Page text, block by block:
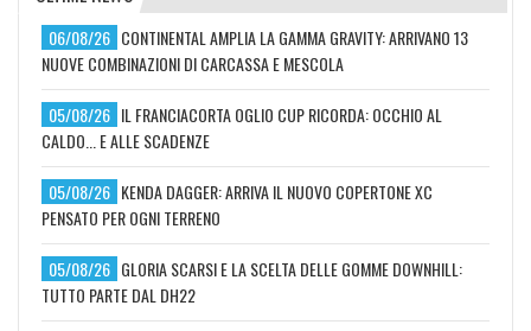
06/08/26 CONTINENTAL AMPLIA LA GAMMA GRAVITY: ARRIVANO 13
NUOVE COMBINAZIONI DI CARCASSA E MESCOLA
05/08/26 IL FRANCIACORTA OGLIO CUP RICORDA: OCCHIO AL
CALDO... E ALLE SCADENZE
05/08/26 KENDA DAGGER: ARRIVA IL NUOVO COPERTONE XC
PENSATO PER OGNI TERRENO
05/08/26 GLORIA SCARSI E LA SCELTA DELLE GOMME DOWNHILL:
TUTTO PARTE DAL DH22